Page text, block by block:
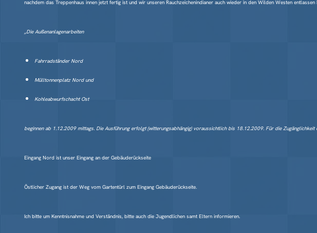
nachdem das Treppenhaus innen jetzt fertig ist und wir unseren Rauchzeichenindianer auch wieder in den Wilden Westen
„Die Außenanlagenarbeiten
Fahrradständer Nord
Mülltonnenplatz Nord und
Kohleabwurfschacht Ost
beginnen ab 1.12.2009 mittags. Die Ausführung erfolgt (witterungsabhängig) voraussichtlich bis 18.12.2009. Für die
Eingang Nord ist unser Eingang an der Gebäuderückseite
Östlicher Zugang ist der Weg vom Gartentürl zum Eingang Gebäuderückseite.
Ich bitte um Kenntnisnahme und Verständnis, bitte auch die Jugendlichen samt Eltern informieren.